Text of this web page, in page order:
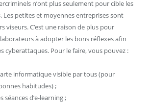
n’ont plus seulement pour cible les
Les petites et moyennes entreprises sont
viseurs. C’est une raison de plus pour
à adopter les bons réflexes afin
cyberattaques. Pour le faire, vous pouvez :
informatique visible par tous (pour
habitudes) ;
séances d’e-learning ;